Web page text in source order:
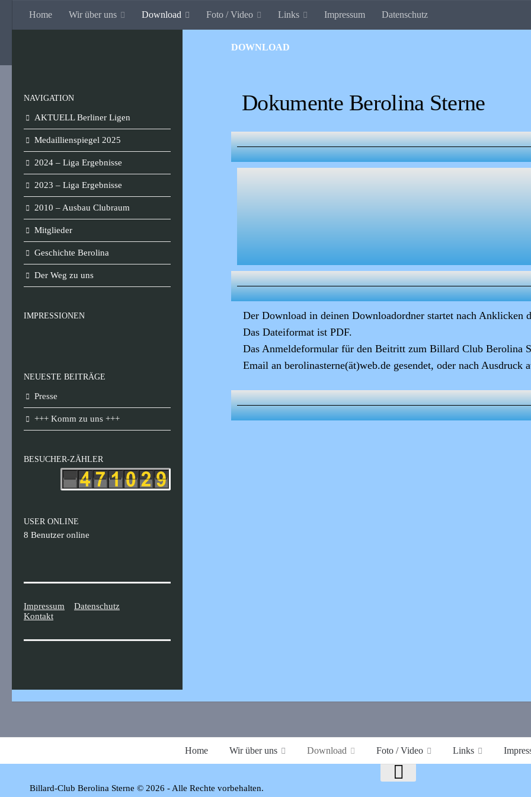
Zum Inhalt springen
Billard-Club Berolina Sterne
Home Wir über uns Download Foto / Video Links Impressum Datenschutz
DOWNLOAD
Dokumente Berolina Sterne
Der Download in deinen Downloadordner startet nach Anklicken
Das Dateiformat ist PDF.
Das Anmeldeformular für den Beitritt zum Billard Club Berolina
Email an berolinasterne(ät)web.de gesendet, oder nach Ausdruck
NAVIGATION
AKTUELL Berliner Ligen
Medaillienspiegel 2025
2024 – Liga Ergebnisse
2023 – Liga Ergebnisse
2010 – Ausbau Clubraum
Mitglieder
Geschichte Berolina
Der Weg zu uns
IMPRESSIONEN
NEUESTE BEITRÄGE
Presse
+++ Komm zu uns +++
BESUCHER-ZÄHLER
USER ONLINE
8 Benutzer online
Impressum
Datenschutz
Kontakt
Home Wir über uns Download Foto / Video Links
Billard-Club Berolina Sterne © 2026 - Alle Rechte vorbehalten.